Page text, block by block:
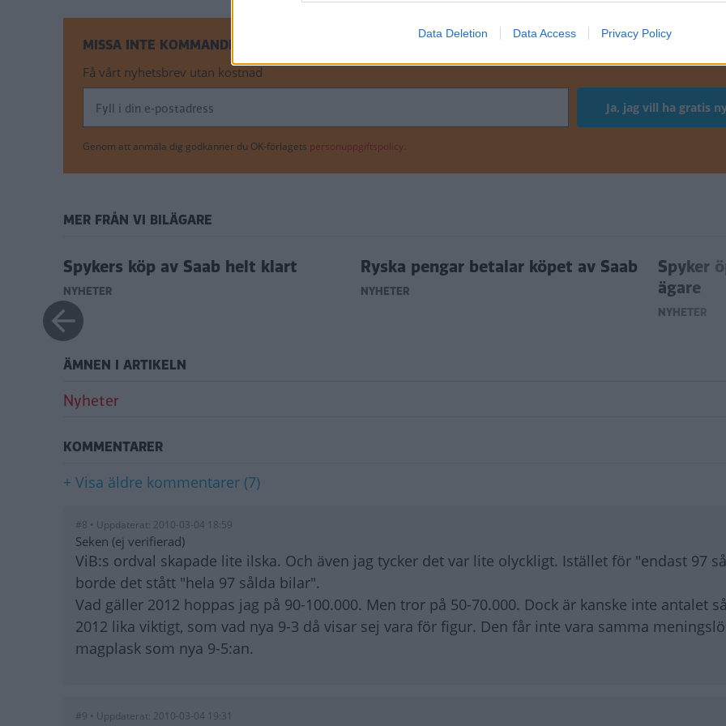
Data Deletion Data Access Privacy Policy
MISSA INTE KOMMANDE ARTIKLAR OM NYHETER
Få vårt nyhetsbrev utan kostnad
Genom att anmäla dig godkänner du OK-förlagets personuppgiftspolicy.
MER FRÅN VI BILÄGARE
Spykers köp av Saab helt klart
NYHETER
Ryska pengar betalar köpet av Saab
NYHETER
Spyker
ägare
NYHETER
ÄMNEN I ARTIKELN
Nyheter
KOMMENTARER
+ Visa äldre kommentarer (7)
#8 • Uppdaterat: 2010-03-04 18:59
Seken (ej verifierad)
ViB:s ordval skapade lite ilska. Och även jag tycker det var lite olyckligt. Istället för "endast 97
borde det stått "hela 97 sålda bilar".
Vad gäller 2012 hoppas jag på 90-100.000. Men tror på 50-70.000. Dock är kanske inte antalet
2012 lika viktigt, som vad nya 9-3 då visar sej vara för figur. Den får inte vara samma
magplask som nya 9-5:an.
#9 • Uppdaterat: 2010-03-04 19:31